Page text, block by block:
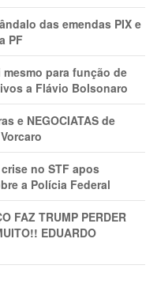
das emendas PIX e
PF
para função de
a Flávio Bolsonaro
e NEGOCIATAS de
no STF apos
a Polícia Federal
FAZ TRUMP PERDER
EDUARDO